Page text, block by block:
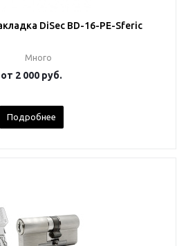
DiSec BD-16-PE-Sferic
Много
от 2 000 руб.
Подробнее